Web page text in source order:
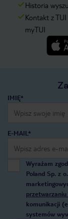
Historia
Kontakt z
myTUI
IMIĘ*
E-MAIL*
Wyrażam
Poland Sp. z
przetwarzaniu
komunikacji
systemów